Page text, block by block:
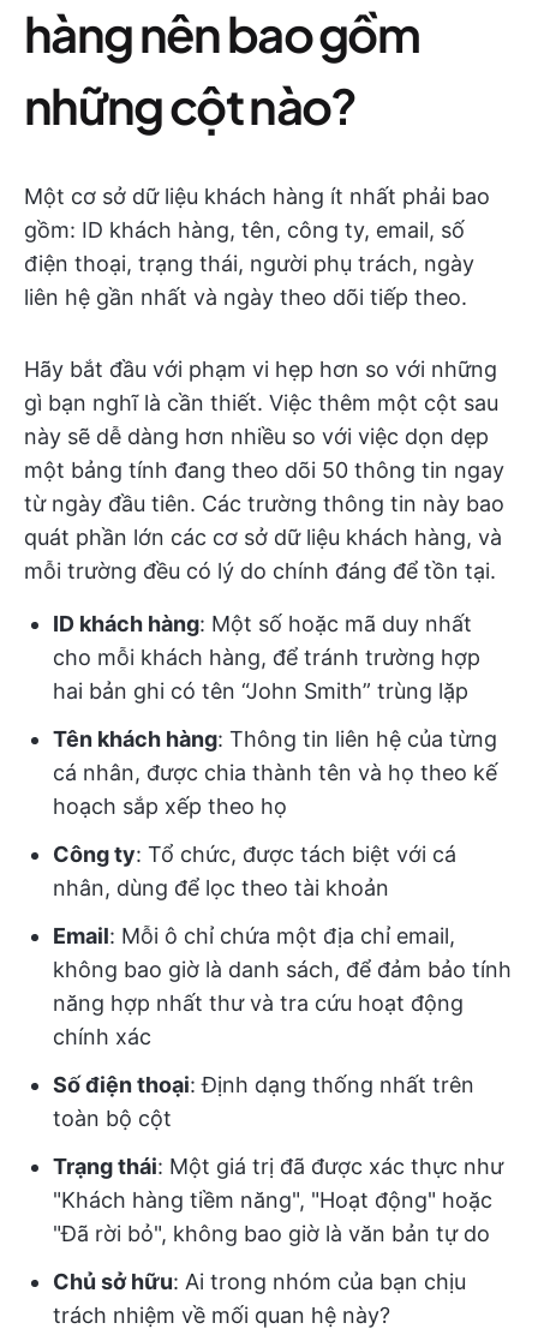
hàng nên bao gồm
những cột nào?
Một cơ sở dữ liệu khách hàng ít nhất phải bao
gồm: ID khách hàng, tên, công ty, email, số
điện thoại, trạng thái, người phụ trách, ngày
liên hệ gần nhất và ngày theo dõi tiếp theo.
Hãy bắt đầu với phạm vi hẹp hơn so với những
gì bạn nghĩ là cần thiết. Việc thêm một cột sau
này sẽ dễ dàng hơn nhiều so với việc dọn dẹp
một bảng tính đang theo dõi 50 thông tin ngay
từ ngày đầu tiên. Các trường thông tin này bao
quát phần lớn các cơ sở dữ liệu khách hàng, và
mỗi trường đều có lý do chính đáng để tồn tại.
ID khách hàng: Một số hoặc mã duy nhất
cho mỗi khách hàng, để tránh trường hợp
hai bản ghi có tên “John Smith” trùng lặp
Tên khách hàng: Thông tin liên hệ của từng
cá nhân, được chia thành tên và họ theo kế
hoạch sắp xếp theo họ
Công ty: Tổ chức, được tách biệt với cá
nhân, dùng để lọc theo tài khoản
Email: Mỗi ô chỉ chứa một địa chỉ email,
không bao giờ là danh sách, để đảm bảo tính
năng hợp nhất thư và tra cứu hoạt động
chính xác
Số điện thoại: Định dạng thống nhất trên
toàn bộ cột
Trạng thái: Một giá trị đã được xác thực như
"Khách hàng tiềm năng", "Hoạt động" hoặc
"Đã rời bỏ", không bao giờ là văn bản tự do
Chủ sở hữu: Ai trong nhóm của bạn chịu
trách nhiệm về mối quan hệ này?